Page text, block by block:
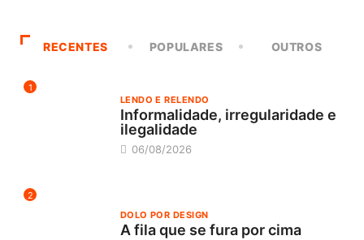
RECENTES POPULARES OUTROS
1
LENDO E RELENDO
Informalidade, irregularidade e
ilegalidade
06/08/2026
2
DOLO POR DESIGN
A fila que se fura por cima